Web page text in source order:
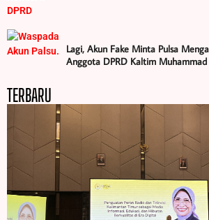
Lagi, Akun Fake Minta Pulsa
Anggota DPRD Kaltim Muhammad
TERBARU